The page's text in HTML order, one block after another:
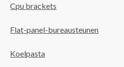
Cpu brackets
Flat-panel-bureausteunen
Koelpasta